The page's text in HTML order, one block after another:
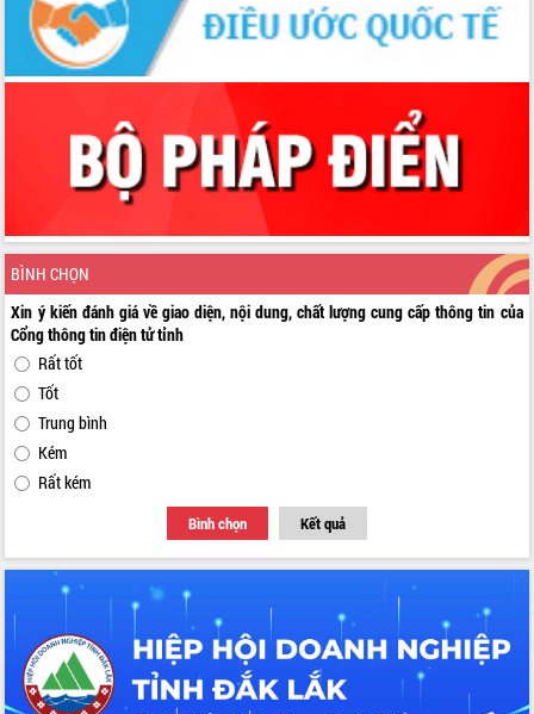
BÌNH CHỌN
Xin ý kiến đánh giá về giao diện, nội dung, chất lượng cung cấp thông tin của
Cổng thông tin điện tử tỉnh
Rất tốt
Tốt
Trung bình
Kém
Rất kém
Bình chọn Kết quả